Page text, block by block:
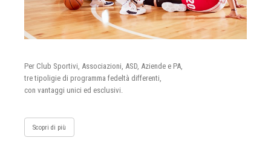
Per Club Sportivi, Associazioni, ASD, Aziende e PA,
tre tipoligie di programma fedeltà differenti,
con vantaggi unici ed esclusivi.
Scopri di più